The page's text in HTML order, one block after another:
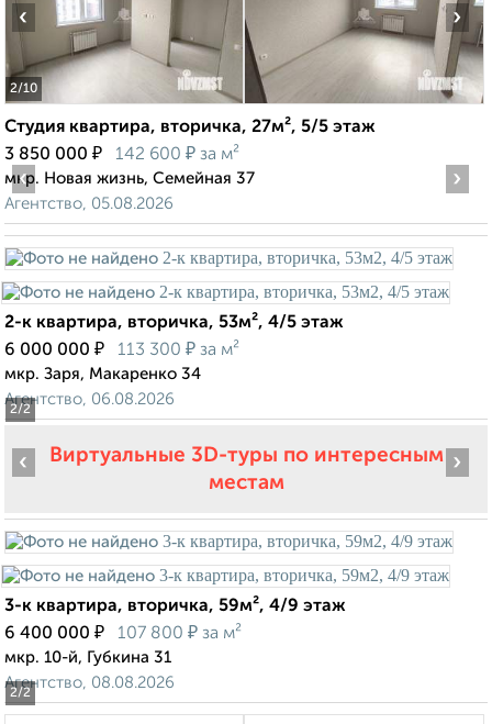
2/10
‹ ›
Студия квартира, вторичка, 27м², 5/5 этаж
3 850 000 ₽ 142 600 ₽ за м²
мкр. Новая жизнь, Семейная 37
Агентство, 05.08.2026
2/2
‹ ›
2-к квартира, вторичка, 53м², 4/5 этаж
6 000 000 ₽ 113 300 ₽ за м²
мкр. Заря, Макаренко 34
Агентство, 06.08.2026
Виртуальные 3D-туры по интересным
местам
2/2
‹ ›
3-к квартира, вторичка, 59м², 4/9 этаж
6 400 000 ₽ 107 800 ₽ за м²
мкр. 10-й, Губкина 31
Агентство, 08.08.2026